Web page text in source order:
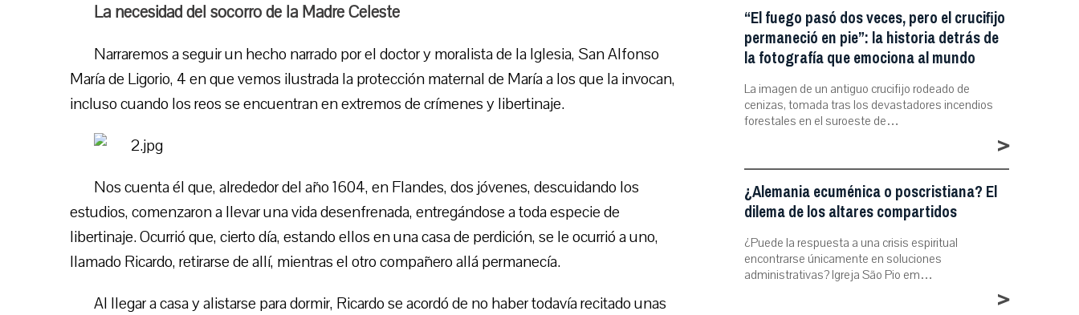
La necesidad del socorro de la Madre Celeste
Narraremos a seguir un hecho narrado por el doctor y moralista de la Iglesia, San Alfonso
María de Ligorio, 4 en que vemos ilustrada la protección maternal de María a los que la invocan,
incluso cuando los reos se encuentran en extremos de crímenes y libertinaje.
Nos cuenta él que, alrededor del año 1604, en Flandes, dos jóvenes, descuidando los
estudios, comenzaron a llevar una vida desenfrenada, entregándose a toda especie de
libertinaje. Ocurrió que, cierto día, estando ellos en una casa de perdición, se le ocurrió a uno,
llamado Ricardo, retirarse de allí, mientras el otro compañero allá permanecía.
Al llegar a casa y alistarse para dormir, Ricardo se acordó de no haber todavía recitado unas
“El fuego pasó dos veces, pero el crucifijo
permaneció en pie”: la historia detrás de
la fotografía que emociona al mundo
La imagen de un antiguo crucifijo rodeado de
cenizas, tomada tras los devastadores incendios
forestales en el suroeste de…
>
¿Alemania ecuménica o poscristiana? El
dilema de los altares compartidos
¿Puede la respuesta a una crisis espiritual
encontrarse únicamente en soluciones
administrativas? Igreja São Pio em…
>